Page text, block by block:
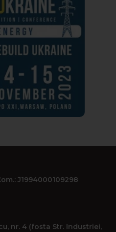
J1994000109298
nr. 4 (fosta Str. Industriei,